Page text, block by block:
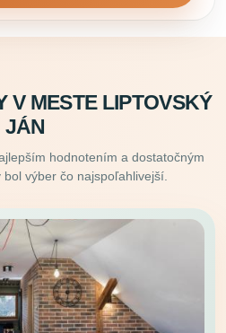
V MESTE LIPTOVSKÝ
JÁN
hodnotením a dostatočným
výber čo najspoľahlivejší.